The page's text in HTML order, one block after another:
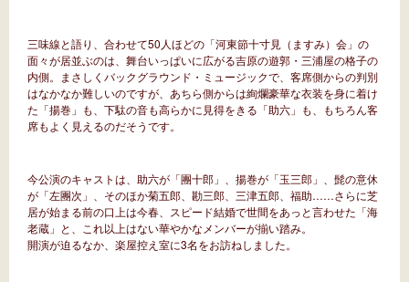
三味線と語り、合わせて50人ほどの「河東節十寸見（ますみ）会」の
面々が居並ぶのは、舞台いっぱいに広がる吉原の遊郭・三浦屋の格子の
内側。まさしくバックグラウンド・ミュージックで、客席側からの判別
はなかなか難しいのですが、あちら側からは絢爛豪華な衣装を身に着け
た「揚巻」も、下駄の音も高らかに見得をきる「助六」も、もちろん客
席もよく見えるのだそうです。
今公演のキャストは、助六が「團十郎」、揚巻が「玉三郎」、髭の意休
が「左團次」、そのほか菊五郎、勘三郎、三津五郎、福助……さらに芝
居が始まる前の口上は今春、スピード結婚で世間をあっと言わせた「海
老蔵」と、これ以上はない華やかなメンバーが揃い踏み。
開演が迫るなか、楽屋控え室に3名をお訪ねしました。